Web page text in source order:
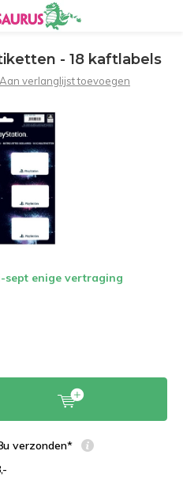
- 18 kaftlabels
Aan verlanglijst toevoegen
sept enige vertraging
verzonden*